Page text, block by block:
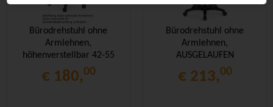
Bürodrehstuhl ohne
Armlehnen,
höhenverstellbar 42-55
cm,
€ 180,00
Bürodrehstuhl ohne
Armlehnen,
AUSGELAUFEN
€ 213,00